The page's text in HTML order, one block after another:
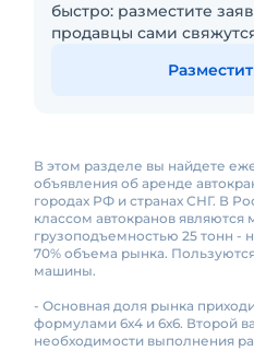
быстро: разместите
продавцы сами
В этом разделе вы найдете
объявления об аренде
городах РФ и странах СНГ. В
классом автокранов являются
грузоподъемностью 25 тонн -
70% объема рынка.
машины.
- Основная доля рынка
формулами 6х4 и 6х6. Второй
необходимости выполнения